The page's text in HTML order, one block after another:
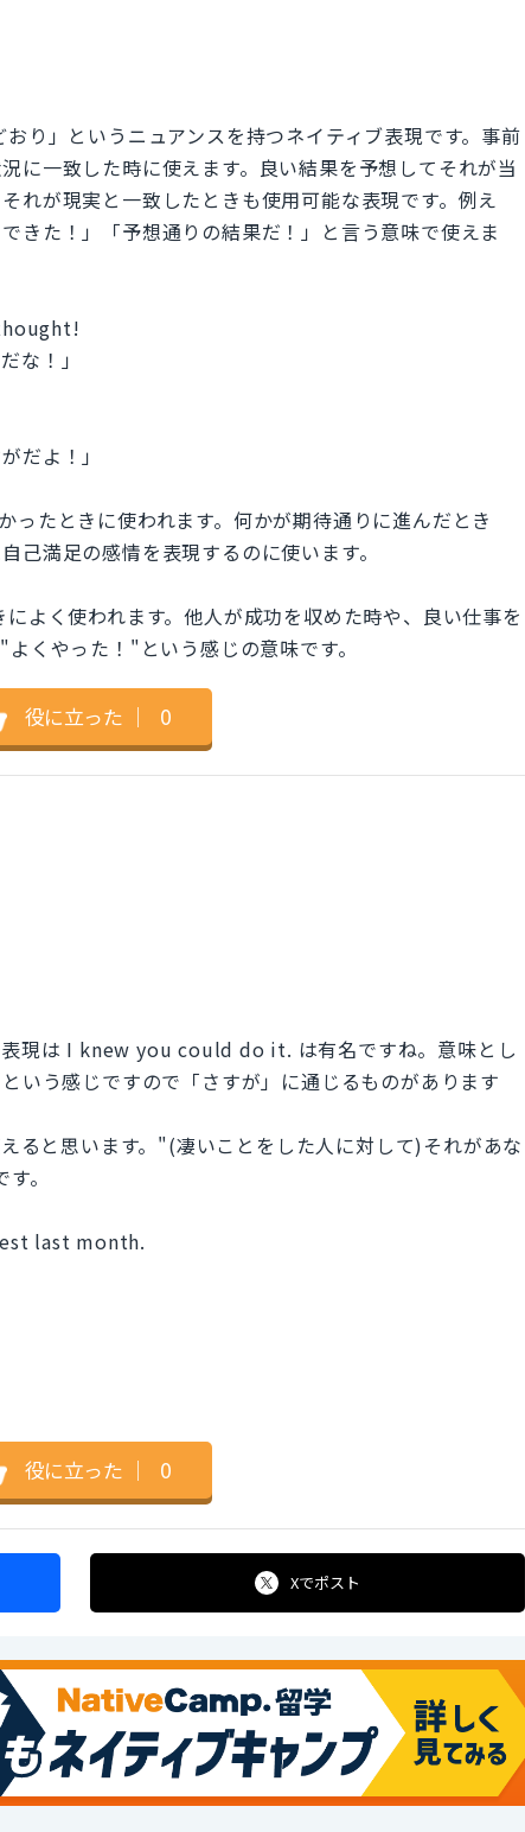
り」というニュアンスを持つネイティブ表現です。事前
に一致した時に使えます。良い結果を予想してそれが当
れが現実と一致したときも使用可能な表現です。例え
きた！」「予想通りの結果だ！」と言う意味で使えま
な！」
だよ！」
たときに使われます。何かが期待通りに進んだとき
己満足の感情を表現するのに使います。
よく使われます。他人が成功を収めた時や、良い仕事を
くやった！"という感じの意味です。
役に立った ｜ 0
表現は I knew you could do it. は有名ですね。意味とし
いう感じですので「さすが」に通じるものがあります
ると思います。"(凄いことをした人に対して)それがあな
。
last month.
役に立った ｜ 0
Xでポスト